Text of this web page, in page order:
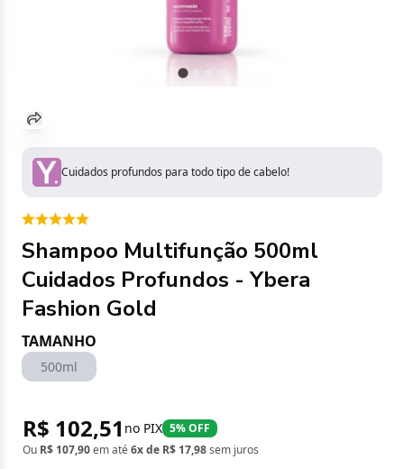
Cuidados profundos para todo tipo de cabelo!
Shampoo Multifunção 500ml
Cuidados Profundos - Ybera
Fashion Gold
TAMANHO
500ml
R$ 102,51 no PIX 5% OFF
Ou R$ 107,90em até6x de R$ 17,98sem juros